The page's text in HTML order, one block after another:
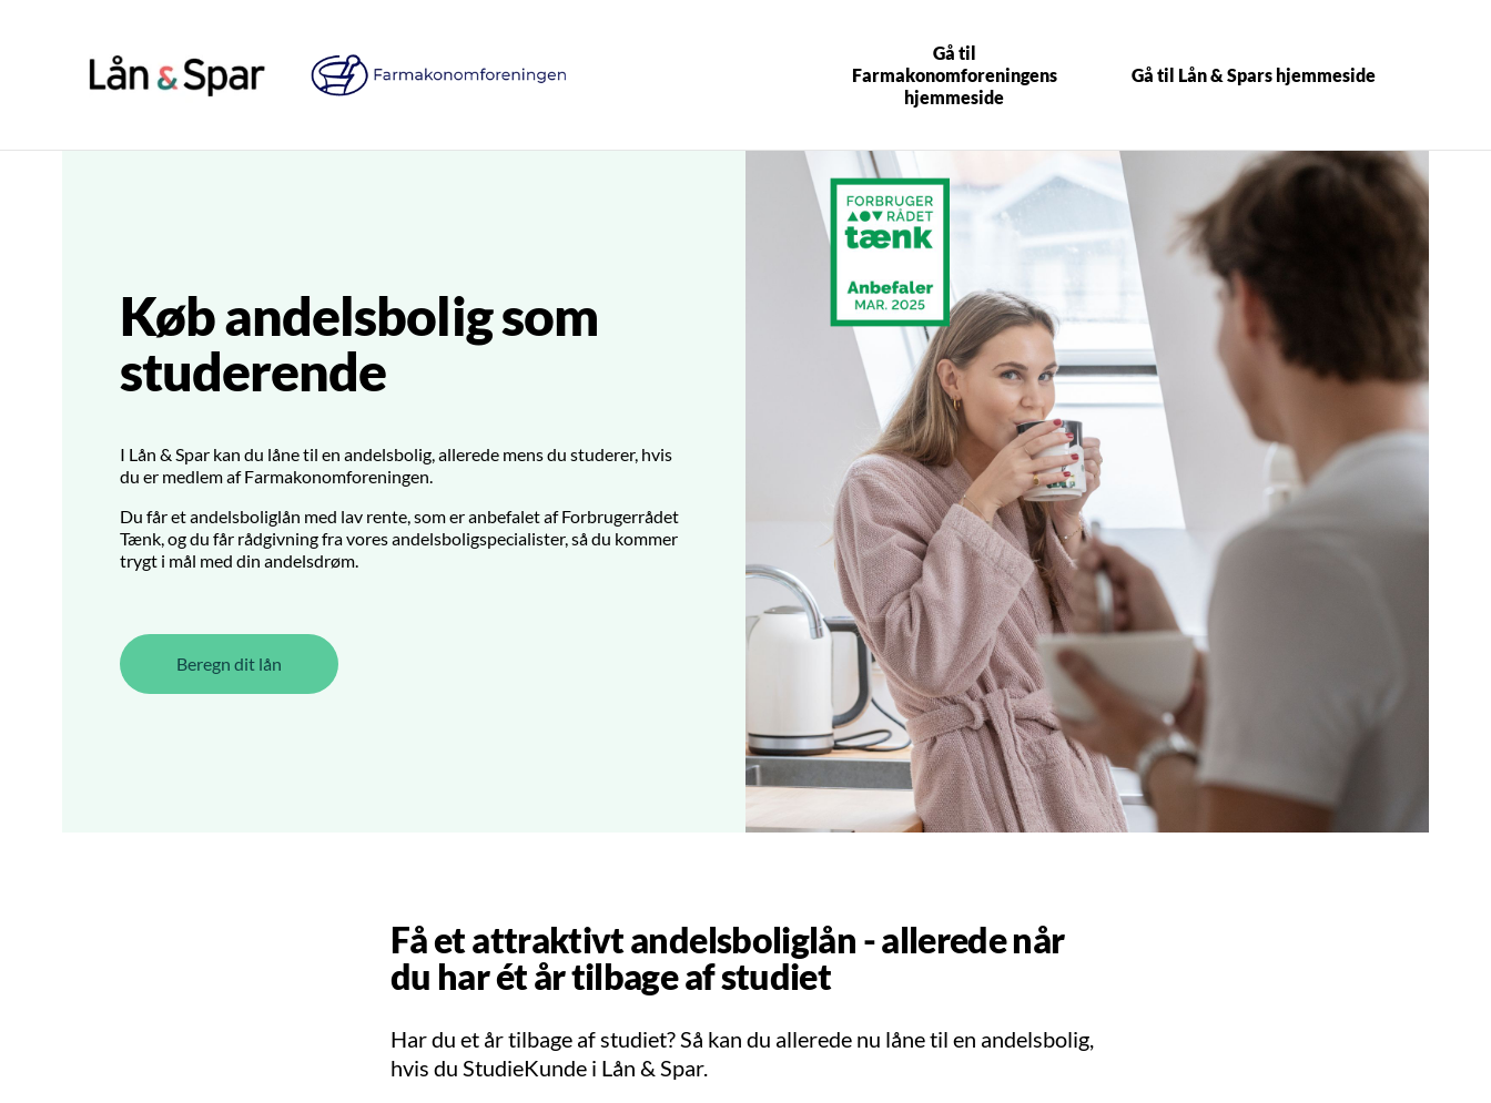
Gå til
Farmakonomforeningens
hjemmeside
Gå til Lån & Spars hjemmeside
Køb andelsbolig som
studerende
I Lån & Spar kan du låne til en andelsbolig, allerede mens du studerer, hvis
du er medlem af Farmakonomforeningen.
Du får et andelsboliglån med lav rente, som er anbefalet af Forbrugerrådet
Tænk, og du får rådgivning fra vores andelsboligspecialister, så du kommer
trygt i mål med din andelsdrøm.
Beregn dit lån
Få et attraktivt andelsboliglån - allerede når
du har ét år tilbage af studiet
Har du et år tilbage af studiet? Så kan du allerede nu låne til en andelsbolig,
hvis du StudieKunde i Lån & Spar.